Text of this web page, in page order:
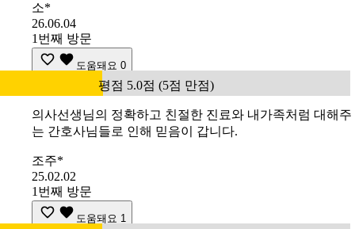
소*
26.06.04
1번째 방문
도움돼요 0
평점 5.0점 (5점 만점)
의사선생님의 정확하고 친절한 진료와 내가족처럼 대해주
는 간호사님들로 인해 믿음이 갑니다.
조주*
25.02.02
1번째 방문
도움돼요 1